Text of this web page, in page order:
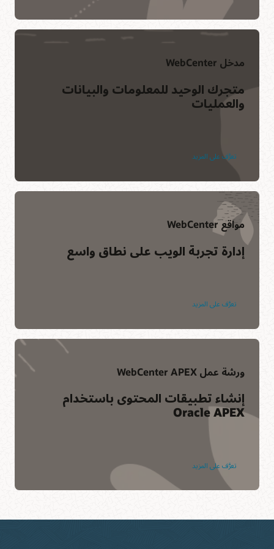
الجماعية لعملاء Oracle وخبراء منتجاتها.
ساعات العمل لـ WebCenter
مدخل WebCenter
متجرك الوحيد للمعلومات والبيانات
والعمليات
تعرَّف على المزيد
مواقع WebCenter
إدارة تجربة الويب على نطاق واسع
تعرَّف على المزيد
ورشة عمل WebCenter APEX
إنشاء تطبيقات المحتوى باستخدام
Oracle APEX
تعرَّف على المزيد